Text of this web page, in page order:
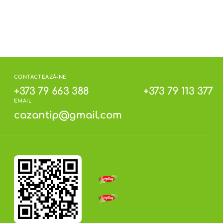
CONTACTEAZĂ-NE
+373 79 663 388 +373 79 113 377
EMAIL
cazantip@gmail.com